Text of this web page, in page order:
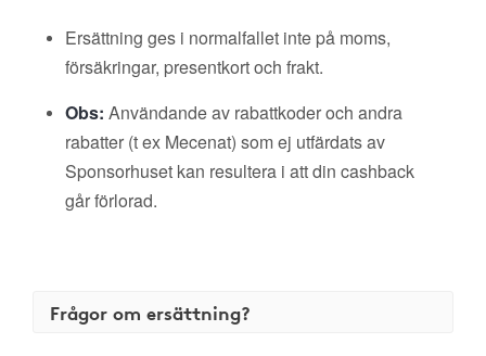
Ersättning ges i normalfallet inte på moms,
försäkringar, presentkort och frakt.
Obs: Användande av rabattkoder och andra
rabatter (t ex Mecenat) som ej utfärdats av
Sponsorhuset kan resultera i att din cashback
går förlorad.
Frågor om ersättning?